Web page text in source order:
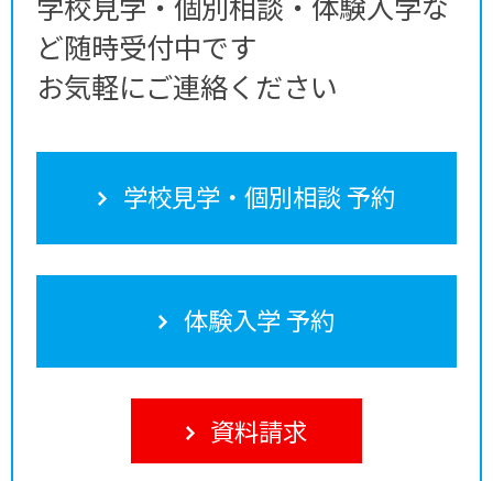
ど随時受付中です
お気軽にご連絡ください
学校見学・個別相談 予約
体験入学 予約
資料請求